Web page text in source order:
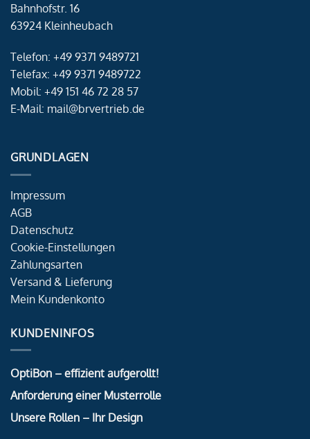
Bahnhofstr. 16
63924 Kleinheubach
Telefon: +49 9371 9489721
Telefax: +49 9371 9489722
Mobil: +49 151 46 72 28 57
E-Mail: mail@brvertrieb.de
GRUNDLAGEN
Impressum
AGB
Datenschutz
Cookie-Einstellungen
Zahlungsarten
Versand & Lieferung
Mein Kundenkonto
KUNDENINFOS
OptiBon – effizient aufgerollt!
Anforderung einer Musterrolle
Unsere Rollen – Ihr Design